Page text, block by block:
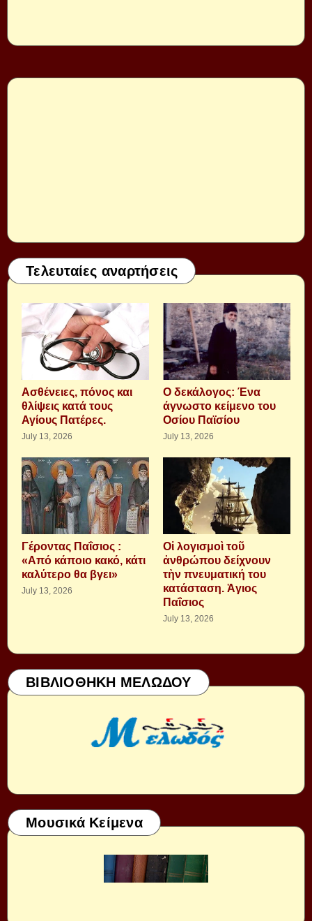
Τελευταίες αναρτήσεις
Aσθένειες, πόνος και
θλίψεις κατά τους
Αγίους Πατέρες.
July 13, 2026
Ο δεκάλογος: Ένα
άγνωστο κείμενο του
Οσίου Παϊσίου
July 13, 2026
Γέροντας Παΐσιος :
«Από κάποιο κακό, κάτι
καλύτερο θα βγει»
July 13, 2026
Οἱ λογισμοὶ τοῦ
ἀνθρώπου δείχνουν
τὴν πνευματική του
κατάσταση. Ἁγιος
Παΐσιος
July 13, 2026
ΒΙΒΛΙΟΘΗΚΗ ΜΕΛΩΔΟΥ
Μουσικά Κείμενα